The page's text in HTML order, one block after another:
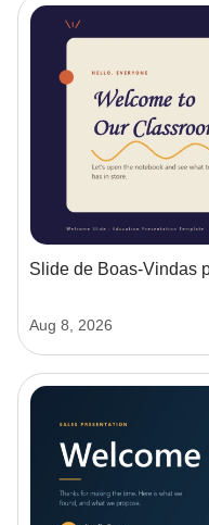
Slide de Boas-Vindas
Aug 8, 2026